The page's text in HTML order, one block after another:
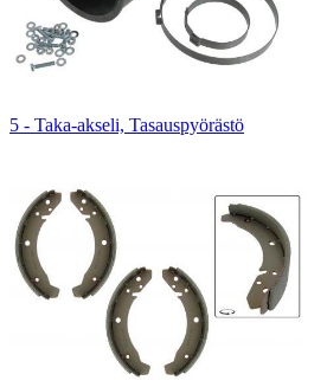
5 - Taka-akseli, Tasauspyörästö